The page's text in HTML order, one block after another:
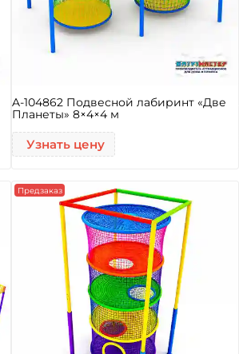
A-104862 Подвесной лабиринт «Две
Планеты» 8×4×4 м
Узнать цену
Предзаказ